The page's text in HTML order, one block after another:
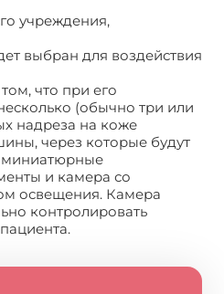
учреждения,
выбран для воздействия
что при его
(обычно три или
надреза на коже
через которые будут
миниатюрные
и камера со
освещения. Камера
контролировать